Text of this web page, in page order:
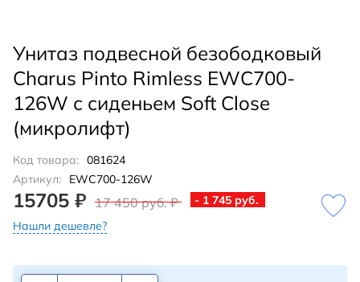
Унитаз подвесной безободковый
Charus Pinto Rimless EWC700-
126W с сиденьем Soft Close
(микролифт)
Код товара: 081624
Артикул:
EWC700-126W
15705 ₽ 17 450 руб. ₽
- 1 745 руб.
Нашли дешевле?